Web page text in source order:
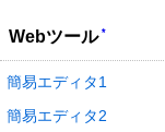
Webツール *
簡易エディタ1
簡易エディタ2